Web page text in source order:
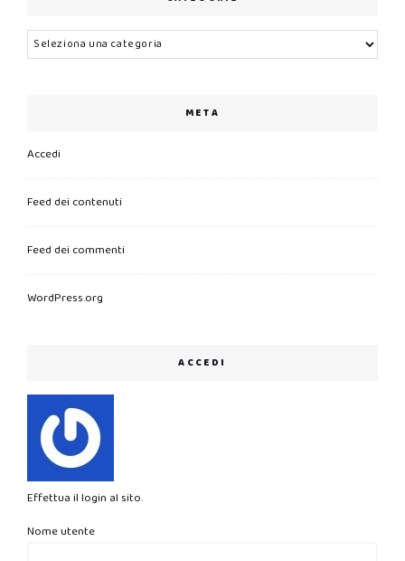
Categorie
META
Accedi
Feed dei contenuti
Feed dei commenti
WordPress.org
ACCEDI
Effettua il login al sito.
Nome utente